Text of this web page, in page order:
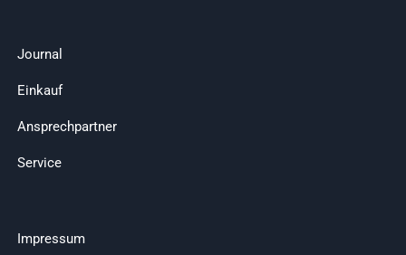
Journal
Einkauf
Ansprechpartner
Service
Impressum